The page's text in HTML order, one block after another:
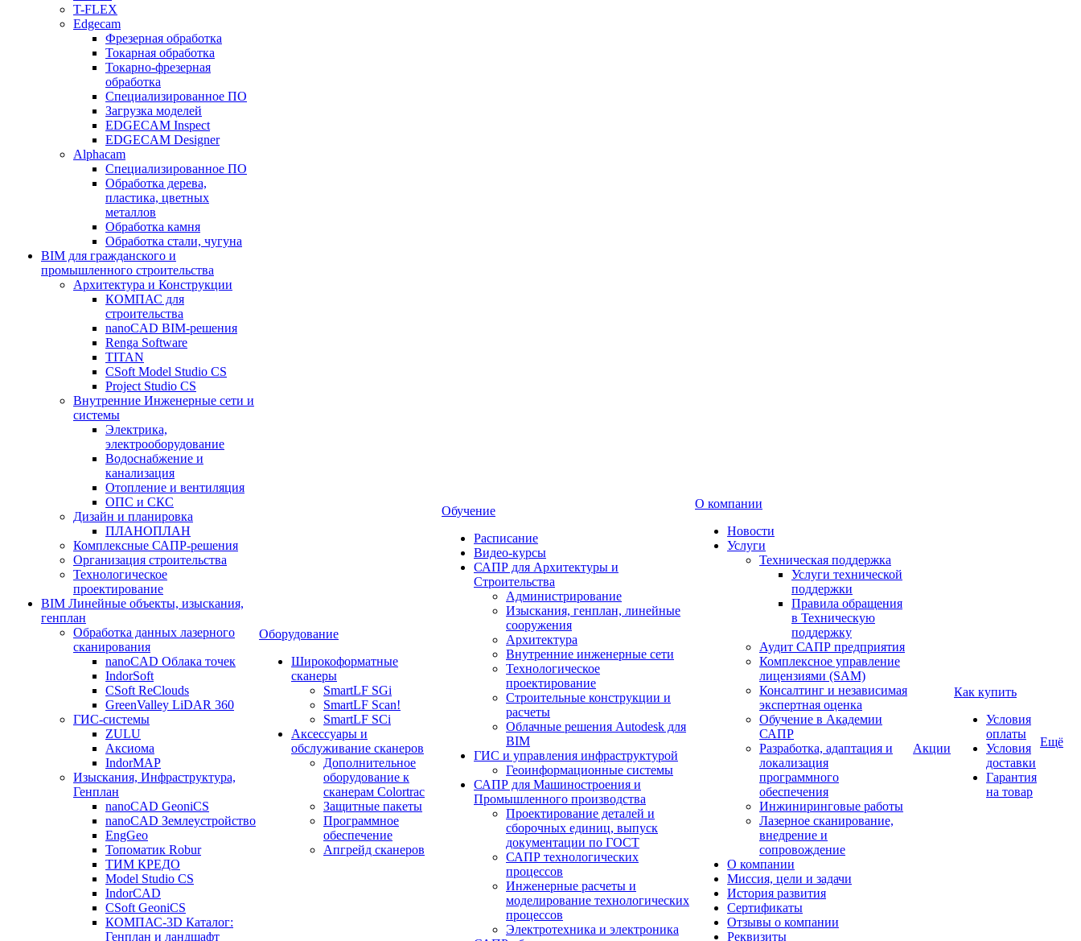
T-FLEX
Edgecam
Фрезерная обработка
Токарная обработка
Токарно-фрезерная
обработка
Специализированное ПО
Загрузка моделей
EDGECAM Inspect
EDGECAM Designer
Alphacam
Специализированное ПО
Обработка дерева,
пластика, цветных
металлов
Обработка камня
Обработка стали, чугуна
BIM для гражданского и
промышленного строительства
Архитектура и Конструкции
КОМПАС для
строительства
nanoCAD BIM-решения
Renga Software
TITAN
CSoft Model Studio CS
Project Studio CS
Внутренние Инженерные сети и
системы
Электрика,
электрооборудование
Водоснабжение и
канализация
Отопление и вентиляция
ОПС и СКС
Дизайн и планировка
ПЛАНОПЛАН
Комплексные САПР-решения
Организация строительства
Технологическое
проектирование
BIM Линейные объекты, изыскания,
генплан
Обработка данных лазерного
сканирования
nanoCAD Облака точек
IndorSoft
CSoft ReClouds
GreenValley LiDAR 360
ГИС-системы
ZULU
Аксиома
IndorMAP
Изыскания, Инфраструктура,
Генплан
nanoCAD GeoniCS
nanoCAD Землеустройство
EngGeo
Топоматик Robur
ТИМ КРЕДО
Model Studio CS
IndorCAD
CSoft GeoniCS
КОМПАС-3D Каталог:
Генплан и ландшафт
Оборудование
Широкоформатные
сканеры
SmartLF SGi
SmartLF Scan!
SmartLF SCi
Аксессуары и
обслуживание сканеров
Дополнительное
оборудование к
сканерам Colortrac
Защитные пакеты
Программное
обеспечение
Апгрейд сканеров
Обучение
Расписание
Видео-курсы
САПР для Архитектуры и
Строительства
Администрирование
Изыскания, генплан, линейные
сооружения
Архитектура
Внутренние инженерные сети
Технологическое
проектирование
Строительные конструкции и
расчеты
Облачные решения Autodesk для
BIM
ГИС и управления инфраструктурой
Геоинформационные системы
САПР для Машиностроения и
Промышленного производства
Проектирование деталей и
сборочных единиц, выпуск
документации по ГОСТ
САПР технологических
процессов
Инженерные расчеты и
моделирование технологических
процессов
Электротехника и электроника
О компании
Новости
Услуги
Техническая поддержка
Услуги технической
поддержки
Правила обращения
в Техническую
поддержку
Аудит САПР предприятия
Комплексное управление
лицензиями (SAM)
Консалтинг и независимая
экспертная оценка
Обучение в Академии
САПР
Разработка, адаптация и
локализация
программного
обеспечения
Инжиниринговые работы
Лазерное сканирование,
внедрение и
сопровождение
О компании
Миссия, цели и задачи
История развития
Сертификаты
Отзывы о компании
Реквизиты
Акции
Как купить
Условия
оплаты
Условия
доставки
Гарантия
на товар
Ещё